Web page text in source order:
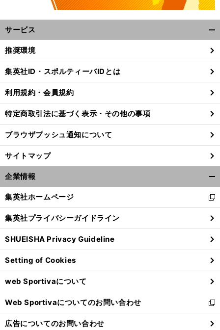
サービス
閉
る
推奨環境
集英社ID・スポルティーバIDとは
利用規約・会員規約
特定商取引法に基づく表示・その他の事項
ブラウザプッシュ通知について
サイトマップ
企業情報
閉
る
集英社ホームページ
新
し
い
ウ
ィ
ン
ド
ウ
で
開
く
集英社プライバシーガイドライン
SHUEISHA Privacy Guideline
Setting of Cookies
web Sportivaについて
Web Sportivaについてのお問い合わせ
新
し
い
広告についてのお問い合わせ